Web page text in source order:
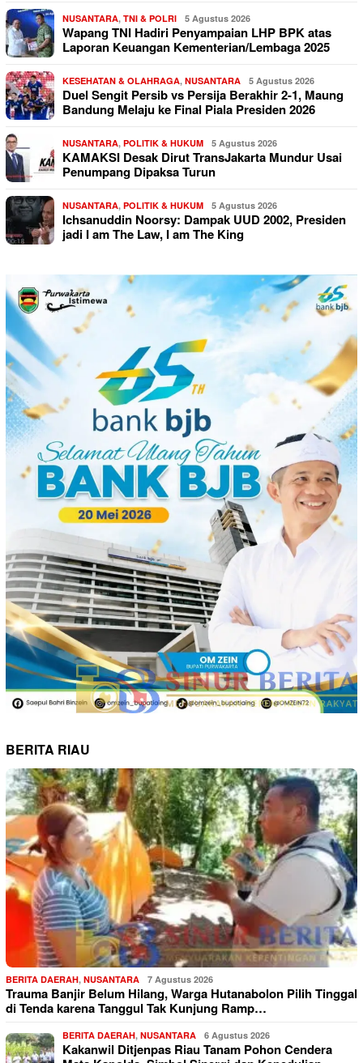
NUSANTARA, TNI & POLRI 5 Agustus 2026
Wapang TNI Hadiri Penyampaian LHP BPK atas
Laporan Keuangan Kementerian/Lembaga 2025
KESEHATAN & OLAHRAGA, NUSANTARA 5 Agustus 2026
Duel Sengit Persib vs Persija Berakhir 2-1, Maung
Bandung Melaju ke Final Piala Presiden 2026
NUSANTARA, POLITIK & HUKUM 5 Agustus 2026
KAMAKSI Desak Dirut TransJakarta Mundur Usai
Penumpang Dipaksa Turun
NUSANTARA, POLITIK & HUKUM 5 Agustus 2026
Ichsanuddin Noorsy: Dampak UUD 2002, Presiden
jadi I am The Law, I am The King
BERITA RIAU
BERITA DAERAH, NUSANTARA 7 Agustus 2026
Trauma Banjir Belum Hilang, Warga Hutanabolon Pilih Tinggal
di Tenda karena Tanggul Tak Kunjung Ramp…
BERITA DAERAH, NUSANTARA 6 Agustus 2026
Kakanwil Ditjenpas Riau Tanam Pohon Cendera